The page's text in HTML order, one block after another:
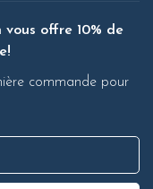
offre 10% de
commande pour